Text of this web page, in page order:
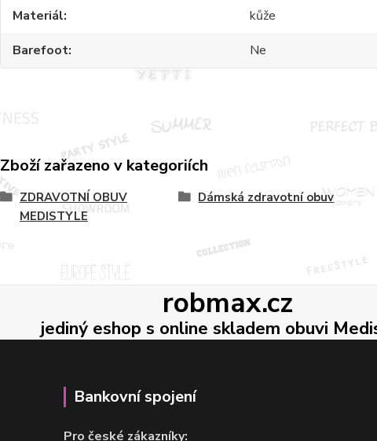
Materiál
kůže
Barefoot
Ne
Zboží zařazeno v kategoriích
ZDRAVOTNÍ OBUV
MEDISTYLE
Dámská zdravotní obuv
robmax.cz
jediný eshop s online skladem obuvi
Bankovní spojení
Pro české zákazníky: